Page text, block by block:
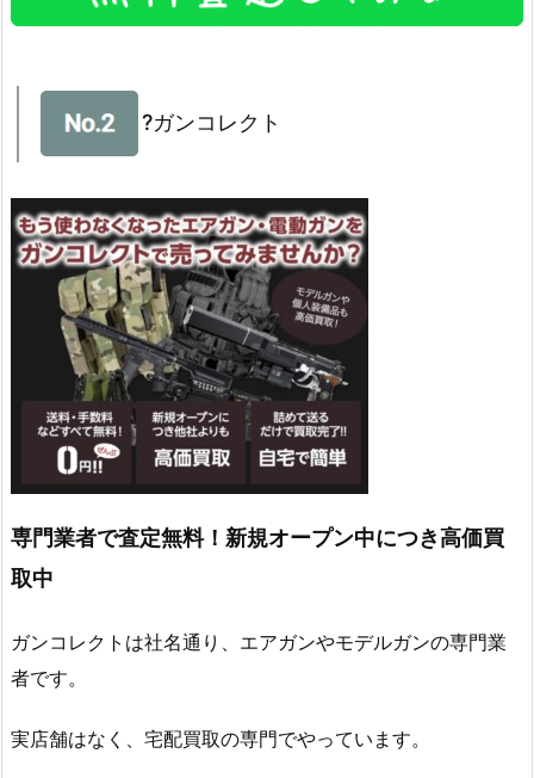
?ガンコレクト
専門業者で査定無料！新規オープン中につき高価買
取中
ガンコレクトは社名通り、エアガンやモデルガンの専門業
者です。
実店舗はなく、宅配買取の専門でやっています。